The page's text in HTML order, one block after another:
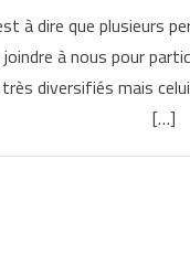
à dire que plusieurs
à nous pour
diversifiés mais
[…]